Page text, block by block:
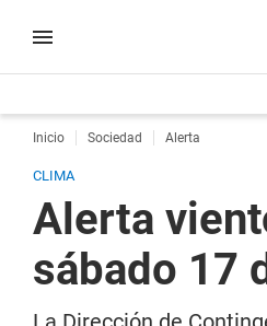
Inicio Sociedad Alerta
CLIMA
Alerta
sábado 17